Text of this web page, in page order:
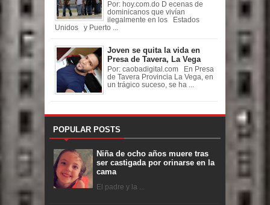
Por: hoy.com.do D ecenas de
dominicanos que vivían
ilegalmente en los Estados
Unidos y Puerto ...
Joven se quita la vida en
Presa de Tavera, La Vega
Por: caobadigital.com En Presa
de Tavera Provincia La Vega, en
un trágico suceso, se ha ...
POPULAR POSTS
Niña de ocho años muere tras
ser castigada por orinarse en la
cama
El padre y la ...